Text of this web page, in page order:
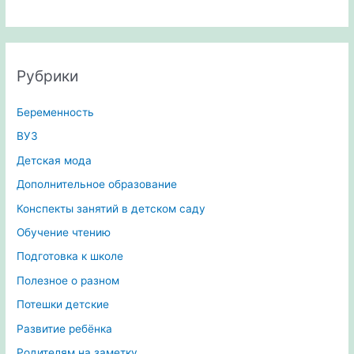
Рубрики
Беременность
ВУЗ
Детская мода
Дополнительное образование
Конспекты занятий в детском саду
Обучение чтению
Подготовка к школе
Полезное о разном
Потешки детские
Развитие ребёнка